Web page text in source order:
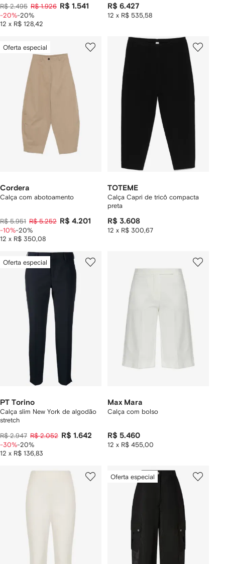
R$ 2.495 R$ 1.926 R$ 1.541
12 x R$ 128,42
-20%-20%
R$ 6.427
12 x R$ 535,58
Oferta especial
Cordera
Calça com abotoamento
R$ 5.951 R$ 5.252 R$ 4.201
12 x R$ 350,08
-10%-20%
TOTEME
Calça Capri de tricô compacta
preta
R$ 3.608
12 x R$ 300,67
Oferta especial
PT Torino
Calça slim New York de algodão
stretch
R$ 2.947 R$ 2.052 R$ 1.642
12 x R$ 136,83
-30%-20%
Max Mara
Calça com bolso
R$ 5.460
12 x R$ 455,00
Oferta especial